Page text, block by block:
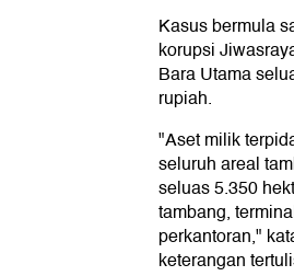
Kasus bermula
korupsi
Bara Utama
rupiah.
"Aset milik
seluruh areal
seluas 5.350
tambang,
perkantoran,"
keterangan